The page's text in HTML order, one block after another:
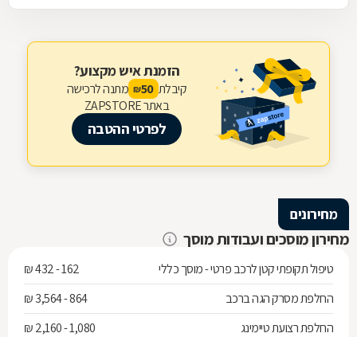
הזמנת איש מקצוע?
קיבלת 50
₪ מתנה לרכישה
באתר ZAPSTORE
לפרטי ההטבה
מחירונים
מחירון מוסכים ועבודות מוסך
טיפול תקופתי קטן לרכב פרטי - מוסך כללי
162 - 432 ₪
החלפת מסרק הגה ברכב
864 - 3,564 ₪
החלפת רצועת טיימינג
1,080 - 2,160 ₪